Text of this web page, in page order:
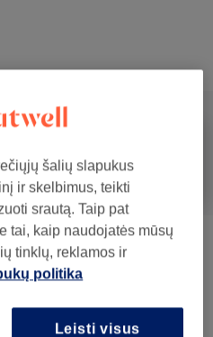
Kūnas
nuo 15€
nuo 25€
šalių slapukus
ir skelbimus, teikti
srautą. Taip pat
tai, kaip naudojatės mūsų
tinklų, reklamos ir
politika
Leisti visus